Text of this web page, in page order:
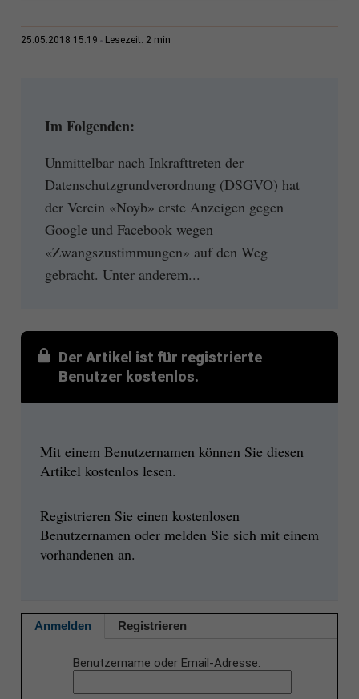
25.05.2018 15:19 Lesezeit: 2 min
Im Folgenden:
Unmittelbar nach Inkrafttreten der
Datenschutzgrundverordnung (DSGVO) hat
der Verein «Noyb» erste Anzeigen gegen
Google und Facebook wegen
«Zwangszustimmungen» auf den Weg
gebracht. Unter anderem...
Der Artikel ist für registrierte
Benutzer kostenlos.
Mit einem Benutzernamen können Sie diesen
Artikel kostenlos lesen.
Registrieren Sie einen kostenlosen
Benutzernamen oder melden Sie sich mit einem
vorhandenen an.
Anmelden Registrieren
Benutzername oder Email-Adresse